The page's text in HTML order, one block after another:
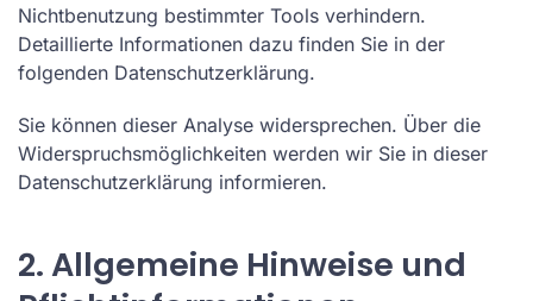
Nichtbenutzung bestimmter Tools verhindern.
Detaillierte Informationen dazu finden Sie in der
folgenden Datenschutzerklärung.
Sie können dieser Analyse widersprechen. Über die
Widerspruchsmöglichkeiten werden wir Sie in dieser
Datenschutzerklärung informieren.
2. Allgemeine Hinweise und